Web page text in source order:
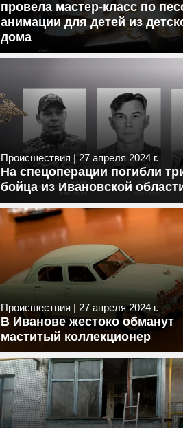
провела мастер-класс по
анимации для детей из
дома
Происшествия |27 апреля 2024 г.
На спецоперации погибли
бойца из Ивановской
Происшествия | 27 апреля 2024 г.
В Иванове жестоко обманут
маститый коллекционер